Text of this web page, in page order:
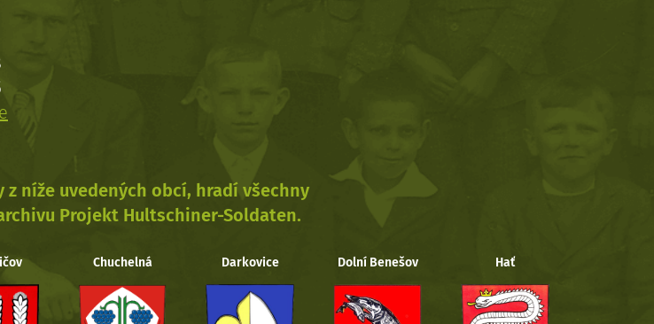
z níže uvedených obcí, hradí všechny
Projekt Hultschiner-Soldaten.
Chuchelná Darkovice Dolní Benešov Hať